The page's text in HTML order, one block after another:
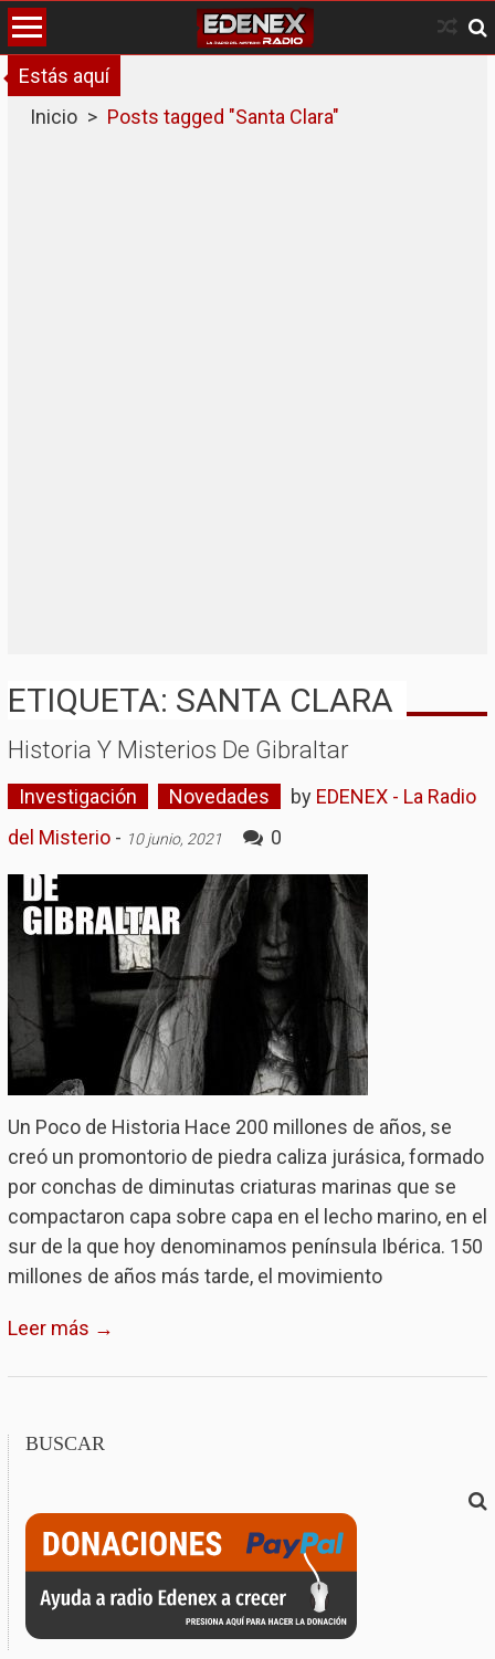
Skip
to
content
Estás aquí
Inicio > Posts tagged "Santa Clara"
ETIQUETA: SANTA CLARA
Historia Y Misterios De Gibraltar
Investigación Novedades by EDENEX - La Radio
del Misterio- 10 junio, 2021 0
Un Poco de Historia Hace 200 millones de años, se
creó un promontorio de piedra caliza jurásica, formado
por conchas de diminutas criaturas marinas que se
compactaron capa sobre capa en el lecho marino, en el
sur de la que hoy denominamos península Ibérica. 150
millones de años más tarde, el movimiento
Leer más →
BUSCAR